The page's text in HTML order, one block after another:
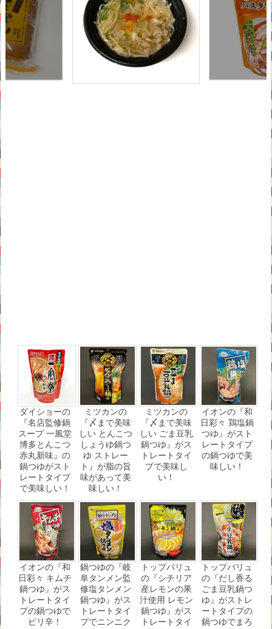
ダイショーの
『名店監修鍋
スープ 一風堂
博多とんこつ
赤丸新味』の
鍋つゆがスト
レートタイプ
で美味しい！
ミツカンの
『〆まで美味
しい とんこつ
しょうゆ鍋つ
ゆ ストレー
ト』が脂の旨
味があって美
味しい！
ミツカンの
『〆まで美味
しい ごま豆乳
鍋つゆ』がス
トレートタイ
プで美味し
い！
イオンの『和
日彩々 鶏塩鍋
つゆ』がスト
レートタイプ
の鍋つゆで美
味しい！
イオンの『和
日彩々 キムチ
鍋つゆ』がス
トレートタイ
プの鍋つゆで
ピリ辛！
鍋つゆの『岐
阜タンメン監
修塩タンメン
鍋つゆ』がス
トレートタイ
プでニンニク
トップバリュ
の『シチリア
産レモンの果
汁使用 レモン
鍋つゆ』がス
トレートタイ
トップバリュ
の『だし香る
ごま豆乳鍋つ
ゆ』がストレ
ートタイプの
鍋つゆでまろ